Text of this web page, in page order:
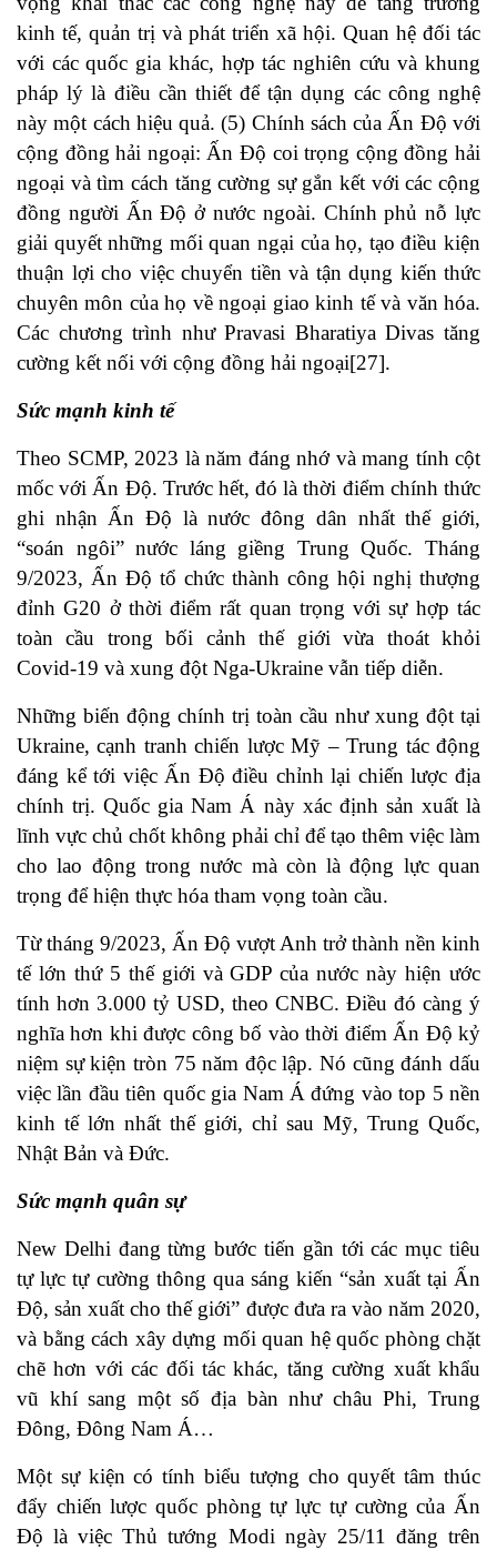
kinh tế, quản trị và phát triển xã hội. Quan hệ đối tác
với các quốc gia khác, hợp tác nghiên cứu và khung
pháp lý là điều cần thiết để tận dụng các công nghệ
này một cách hiệu quả. (5) Chính sách của Ấn Độ với
cộng đồng hải ngoại: Ấn Độ coi trọng cộng đồng hải
ngoại và tìm cách tăng cường sự gắn kết với các cộng
đồng người Ấn Độ ở nước ngoài. Chính phủ nỗ lực
giải quyết những mối quan ngại của họ, tạo điều kiện
thuận lợi cho việc chuyển tiền và tận dụng kiến ​​thức
chuyên môn của họ về ngoại giao kinh tế và văn hóa.
Các chương trình như Pravasi Bharatiya Divas tăng
cường kết nối với cộng đồng hải ngoại[27].
Sức mạnh kinh tế
Theo SCMP, 2023 là năm đáng nhớ và mang tính cột
mốc với Ấn Độ. Trước hết, đó là thời điểm chính thức
ghi nhận Ấn Độ là nước đông dân nhất thế giới,
“soán ngôi” nước láng giềng Trung Quốc. Tháng
9/2023, Ấn Độ tổ chức thành công hội nghị thượng
đỉnh G20 ở thời điểm rất quan trọng với sự hợp tác
toàn cầu trong bối cảnh thế giới vừa thoát khỏi
Covid-19 và xung đột Nga-Ukraine vẫn tiếp diễn.
Những biến động chính trị toàn cầu như xung đột tại
Ukraine, cạnh tranh chiến lược Mỹ – Trung tác động
đáng kể tới việc Ấn Độ điều chỉnh lại chiến lược địa
chính trị. Quốc gia Nam Á này xác định sản xuất là
lĩnh vực chủ chốt không phải chỉ để tạo thêm việc làm
cho lao động trong nước mà còn là động lực quan
trọng để hiện thực hóa tham vọng toàn cầu.
Từ tháng 9/2023, Ấn Độ vượt Anh trở thành nền kinh
tế lớn thứ 5 thế giới và GDP của nước này hiện ước
tính hơn 3.000 tỷ USD, theo CNBC. Điều đó càng ý
nghĩa hơn khi được công bố vào thời điểm Ấn Độ kỷ
niệm sự kiện tròn 75 năm độc lập. Nó cũng đánh dấu
việc lần đầu tiên quốc gia Nam Á đứng vào top 5 nền
kinh tế lớn nhất thế giới, chỉ sau Mỹ, Trung Quốc,
Nhật Bản và Đức.
Sức mạnh quân sự
New Delhi đang từng bước tiến gần tới các mục tiêu
tự lực tự cường thông qua sáng kiến “sản xuất tại Ấn
Độ, sản xuất cho thế giới” được đưa ra vào năm 2020,
và bằng cách xây dựng mối quan hệ quốc phòng chặt
chẽ hơn với các đối tác khác, tăng cường xuất khẩu
vũ khí sang một số địa bàn như châu Phi, Trung
Đông, Đông Nam Á…
Một sự kiện có tính biểu tượng cho quyết tâm thúc
đẩy chiến lược quốc phòng tự lực tự cường của Ấn
Độ là việc Thủ tướng Modi ngày 25/11 đăng trên